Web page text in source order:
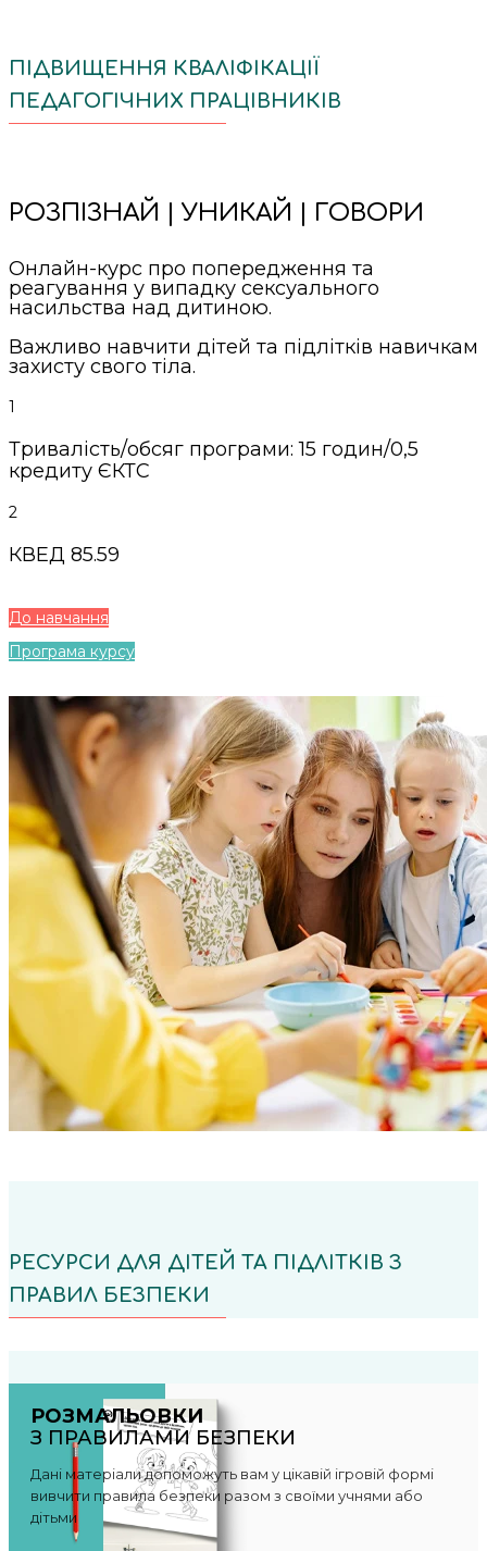
ПІДВИЩЕННЯ КВАЛІФІКАЦІЇ
ПЕДАГОГІЧНИХ ПРАЦІВНИКІВ
РОЗПІЗНАЙ | УНИКАЙ | ГОВОРИ
Онлайн-курс про попередження та
реагування у випадку сексуального
насильства над дитиною.
Важливо навчити дітей та підлітків навичкам
захисту свого тіла.
1
Тривалість/обсяг програми: 15 годин/0,5
кредиту ЄКТС
2
КВЕД 85.59
До навчання
Програма курсу
РЕСУРСИ ДЛЯ ДІТЕЙ ТА ПІДЛІТКІВ З
ПРАВИЛ БЕЗПЕКИ
РОЗМАЛЬОВКИ
З ПРАВИЛАМИ БЕЗПЕКИ
Дані матеріали допоможуть вам у цікавій ігровій формі
вивчити правила безпеки разом з своїми учнями або
дітьми